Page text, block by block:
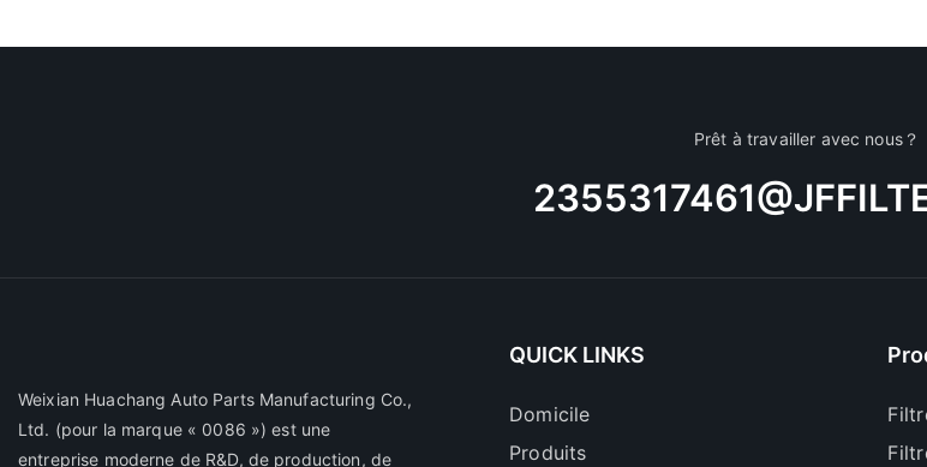
Prêt à travailler avec nous？
Weixian Huachang Auto Parts Manufacturing Co.,
Ltd. (pour la marque « 0086 ») est une
entreprise moderne de R&D, de production, de
QUICK LINKS
Domicile
Produits